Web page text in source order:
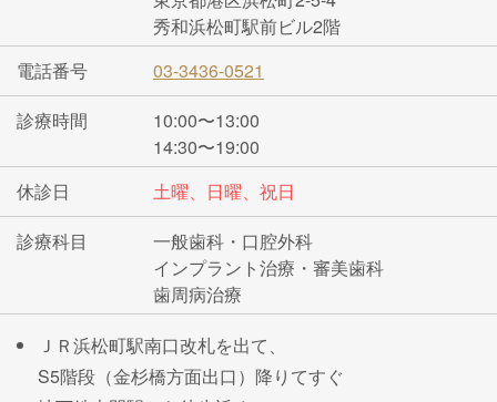
秀和浜松町駅前ビル2階
電話番号
03-3436-0521
診療時間
10:00〜13:00
14:30〜19:00
休診日
土曜、日曜、祝日
診療科目
一般歯科・口腔外科
インプラント治療・審美歯科
歯周病治療
ＪＲ浜松町駅南口改札を出て、
S5階段（金杉橋方面出口）降りてすぐ